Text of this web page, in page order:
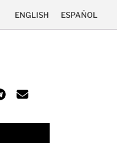
ENGLISH ESPAÑOL